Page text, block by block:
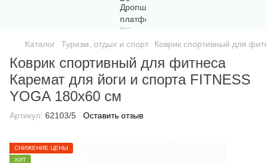
Каталог Туризм, отдых и спорт Коврик спортивный для
Коврик спортивный для фитнеса
Каремат для йоги и спорта FITNESS
YOGA 180х60 см
Артикул: 62103/5 Оставить отзыв
СНИЖЕНИЕ ЦЕНЫ
ХИТ